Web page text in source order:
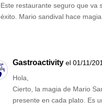
Este restaurante seguro que va
éxito. Mario sandival hace magia.
Gastroactivity el 01/11/
Hola,
Cierto, la magia de Mario
presente en cada plato. Es